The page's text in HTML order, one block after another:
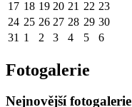
17 18 19 20 21 22 23
24 25 26 27 28 29 30
31 1 2 3 4 5 6
Fotogalerie
Nejnovější fotogalerie